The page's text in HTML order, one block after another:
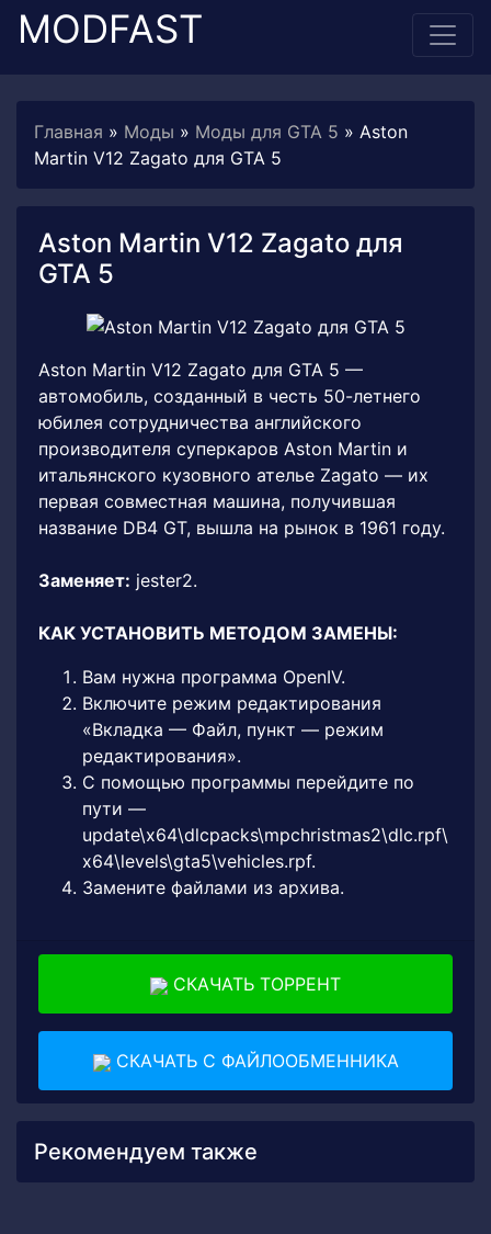
MODFAST
Главная » Моды » Моды для GTA 5 » Aston
Martin V12 Zagato для GTA 5
Aston Martin V12 Zagato для
GTA 5
Aston Martin V12 Zagato для GTA 5 —
автомобиль, созданный в честь 50-летнего
юбилея сотрудничества английского
производителя суперкаров Aston Martin и
итальянского кузовного ателье Zagato — их
первая совместная машина, получившая
название DB4 GT, вышла на рынок в 1961 году.
Заменяет: jester2.
КАК УСТАНОВИТЬ МЕТОДОМ ЗАМЕНЫ:
Вам нужна программа OpenIV.
Включите режим редактирования
«Вкладка — Файл, пункт — режим
редактирования».
С помощью программы перейдите по
пути —
update\x64\dlcpacks\mpchristmas2\dlc.rpf\
x64\levels\gta5\vehicles.rpf.
Замените файлами из архива.
СКАЧАТЬ ТОРРЕНТ
СКАЧАТЬ С ФАЙЛООБМЕННИКА
Рекомендуем также